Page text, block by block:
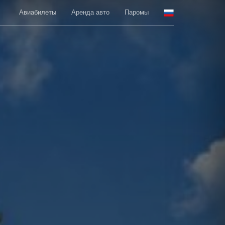
Авиабилеты Аренда авто Паромы